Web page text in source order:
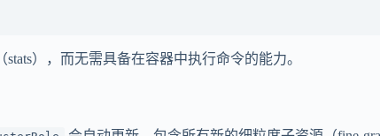
），而无需具备在容器中执行命令的能力。